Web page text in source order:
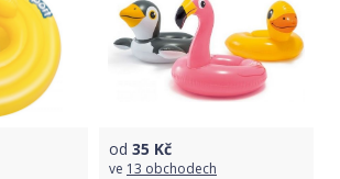
od 35 Kč
ve 13 obchodech